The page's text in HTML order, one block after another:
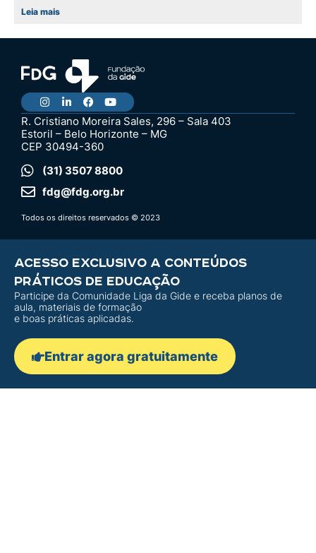
Leia mais
R. Cristiano Moreira Sales, 296 – Sala 403
Estoril – Belo Horizonte – MG
CEP 30494-360
(31) 3507 8800
fdg@fdg.org.br
Todos os direitos reservados © 2023
ACESSO EXCLUSIVO A CONTEÚDOS
PRÁTICOS DE EDUCAÇÃO
Participe da Comunidade Liga da Gide e receba planos de
aula, materiais de formação
e boas práticas aplicadas.
Entrar agora gratuitamente